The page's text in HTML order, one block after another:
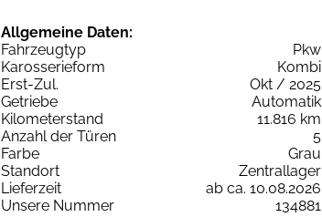
Allgemeine Daten:
Fahrzeugtyp
Pkw
Karosserieform
Kombi
Erst-Zul.
Okt / 2025
Getriebe
Automatik
Kilometerstand
11.816 km
Anzahl der Türen
5
Farbe
Grau
Standort
Zentrallager
Lieferzeit
ab ca. 10.08.2026
Unsere Nummer
134881